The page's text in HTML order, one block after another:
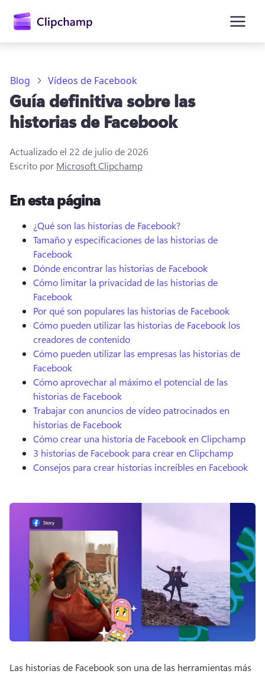
principal
Iniciar sesión
Probar gratis
Blog Vídeos de Facebook
Guía definitiva sobre las
historias de Facebook
Actualizado el 22 de julio de 2026
Escrito por Microsoft Clipchamp
En esta página
¿Qué son las historias de Facebook?
Tamaño y especificaciones de las historias de
Facebook
Dónde encontrar las historias de Facebook
Cómo limitar la privacidad de las historias de
Facebook
Por qué son populares las historias de Facebook
Cómo pueden utilizar las historias de Facebook los
creadores de contenido
Cómo pueden utilizar las empresas las historias de
Facebook
Cómo aprovechar al máximo el potencial de las
historias de Facebook
Trabajar con anuncios de vídeo patrocinados en
historias de Facebook
Cómo crear una historia de Facebook en Clipchamp
3 historias de Facebook para crear en Clipchamp
Consejos para crear historias increíbles en Facebook
Las historias de Facebook son una de las herramientas más